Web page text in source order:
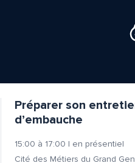
Préparer son
d’embauche
15:00 à 17:00 | en présentiel